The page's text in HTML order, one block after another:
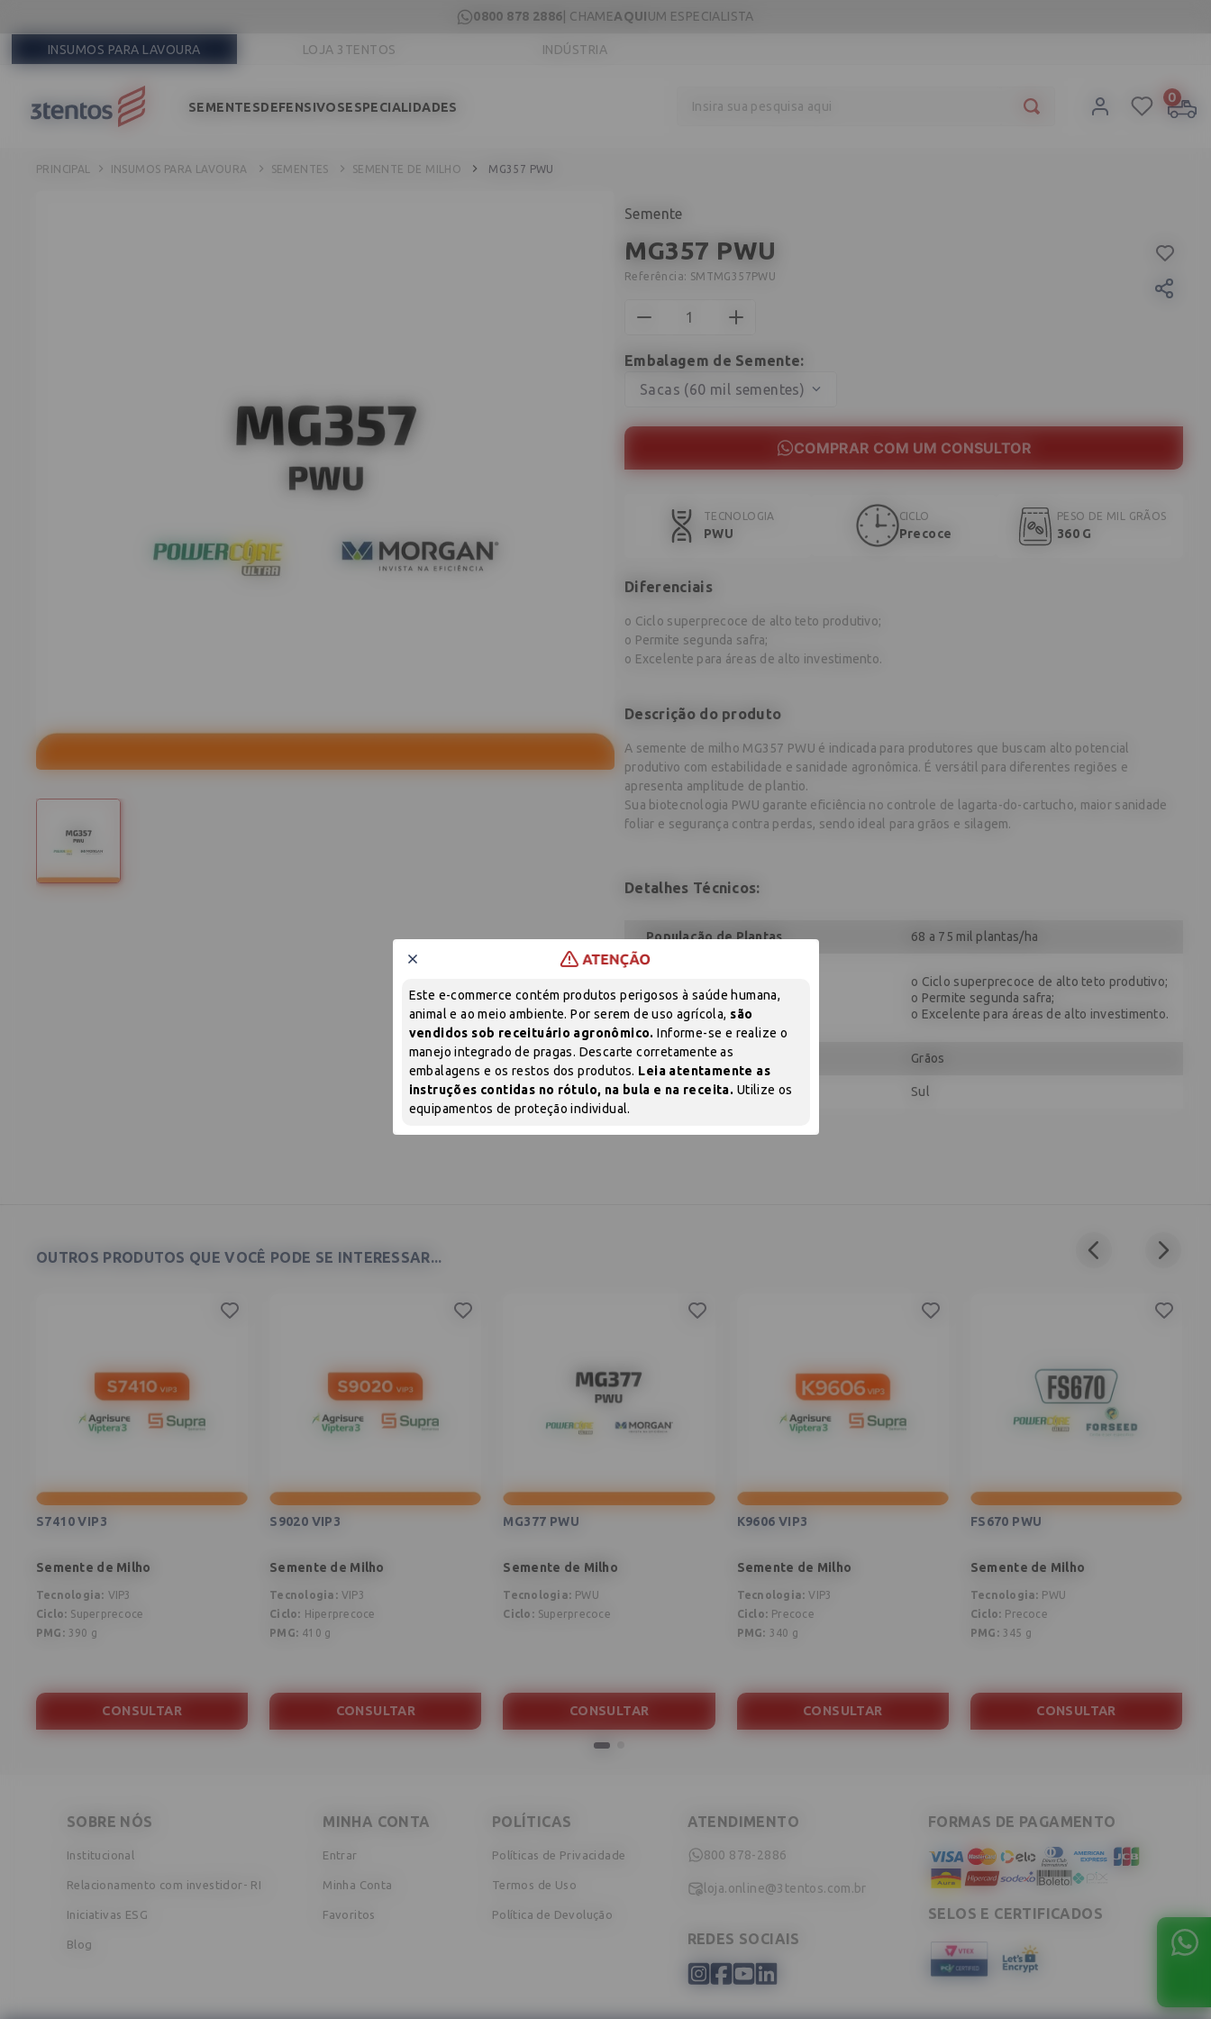
0800 878 2886 | CHAMEAQUIUM ESPECIALISTA
INSUMOS PARA LAVOURA LOJA 3TENTOS INDÚSTRIA
SEMENTESDEFENSIVOSESPECIALIDADES
0
Sem produtos
Adicione produtos clicando em 'Comprar com consultor'
INSETICIDA SEMENTES
COMPRAR AGORA COM UM CONSULTOR
INSUMOS PARA LAVOURA SEMENTES SEMENTE DE MILHO MG357 PWU
Semente
MG357 PWU
Referência: SMTMG357PWU
Embalagem de Semente
Sacas (60 mil sementes)
COMPRAR COM UM CONSULTOR
TECNOLOGIA
PWU
CICLO
Precoce
PESO DE MIL GRÃOS
360 G
Diferenciais
o Ciclo superprecoce de alto teto produtivo;
o Permite segunda safra;
o Excelente para áreas de alto investimento.
Descrição do produto
A semente de milho MG357 PWU é indicada para produtores que buscam alto potencial
produtivo com estabilidade e sanidade agronômica. É versátil para diferentes regiões e
apresenta amplitude de plantio.
Sua biotecnologia PWU garante eficiência no controle de lagarta-do-cartucho, maior sanidade
foliar e segurança contra perdas, sendo ideal para grãos e silagem.
Detalhes Técnicos:
População de Plantas 68 a 75 mil plantas/ha
Diferenciais
o Ciclo superprecoce de alto teto produtivo;
o Permite segunda safra;
o Excelente para áreas de alto investimento.
Finalidade Grãos
Região Sul
OUTROS PRODUTOS QUE VOCÊ PODE SE INTERESSAR...
S7410 VIP3
Semente de Milho
Tecnologia: VIP3
Ciclo: Superprecoce
PMG : 390 g
CONSULTAR
S9020 VIP3
Semente de Milho
Tecnologia : VIP3
Ciclo: Hiperprecoce
PMG: 410 g
CONSULTAR
MG377 PWU
Semente de Milho
Tecnologia: PWU
Ciclo : Superprecoce
CONSULTAR
K9606 VIP3
Semente de Milho
Tecnologia: VIP3
Ciclo: Precoce
PMG: 340 g
CONSULTAR
FS670 PWU
Semente de Milho
Tecnologia: PWU
Ciclo: Precoce
PMG : 345 g
CONSULTAR
SOBRE NÓS
Institucional
Relacionamento com investidor- RI
Iniciativas ESG
Blog
MINHA CONTA
Entrar
Minha Conta
Favoritos
POLÍTICAS
Políticas de Privacidade
Termos de Uso
Política de Devolução
ATENDIMENTO
800 878-2886
loja.online@3tentos.com.br
REDES SOCIAIS
FORMAS DE PAGAMENTO
SELOS E CERTIFICADOS
Este e-commerce contém produtos perigosos à saúde humana,
animal e ao meio ambiente. Por serem de uso agrícola, são
vendidos sob receituário agronômico. Informe-se e realize o
manejo integrado de pragas. Descarte corretamente as
embalagens e os restos dos produtos. Leia atentamente as
instruções contidas no rótulo, na bula e na receita. Utilize os
equipamentos de proteção individual.